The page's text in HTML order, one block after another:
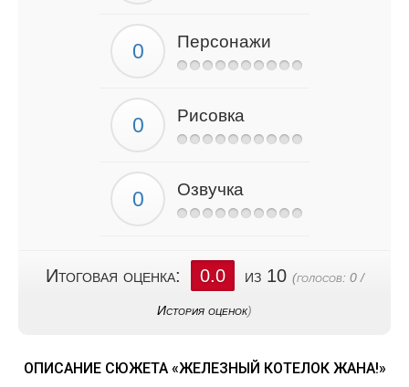
Персонажи
Рисовка
Озвучка
Итоговая оценка: 0.0 из 10 (голосов: 0/
История оценок)
ОПИСАНИЕ СЮЖЕТА «ЖЕЛЕЗНЫЙ КОТЕЛОК ЖАНА!»